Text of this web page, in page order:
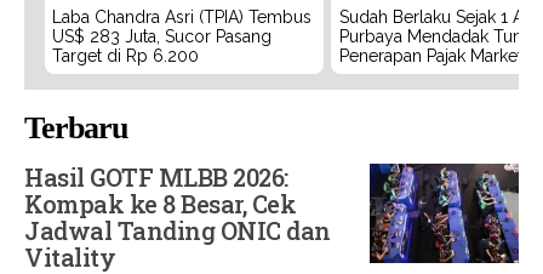
Laba Chandra Asri (TPIA) Tembus
US$ 283 Juta, Sucor Pasang
Target di Rp 6.200
Sudah Berlaku Sejak 1
Purbaya Mendadak Tunda
Penerapan Pajak
Terbaru
Hasil GOTF MLBB 2026:
Kompak ke 8 Besar, Cek
Jadwal Tanding ONIC dan
Vitality